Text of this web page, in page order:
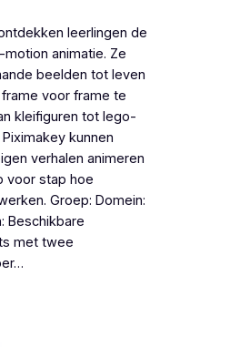
leerlingen de
animatie. Ze
beelden tot leven
voor frame te
kleifiguren tot lego-
kunnen
verhalen animeren
voor stap hoe
Groep: Domein:
Beschikbare
met twee